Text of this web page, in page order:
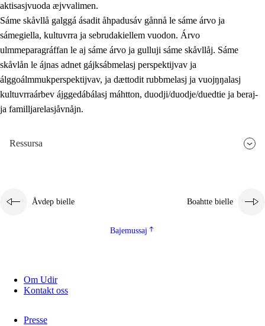
aktisasjvuoda æjvvalimen.
Sáme skåvllå galggá ásadit åhpadusáv gånnå le sáme árvo ja
sámegiella, kultuvrra ja sebrudakiellem vuodon. Árvo
ulmmeparagráffan le aj sáme árvo ja gulluji sáme skåvllåj. Sáme
skåvlån le ájnas adnet gájksábmelasj perspektijvav ja
álggoálmmukperspektijvav, ja dættodit rubbmelasj ja vuojŋŋalasj
kultuvrraárbev ájggedábálasj máhtton, duodji/duodje/duedtie ja beraj-
ja familljarelasjåvnåjn.
Ressursa
Åvdep bielle Boahtte bielle
Bajemussaj
Om Udir
Kontakt oss
Presse